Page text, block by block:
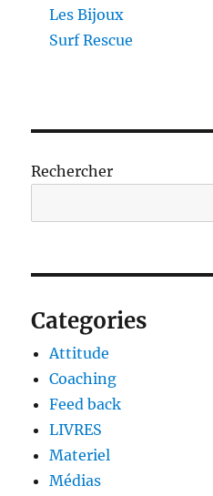
Les Bijoux
Surf Rescue
Rechercher
Categories
Attitude
Coaching
Feed back
LIVRES
Materiel
Médias